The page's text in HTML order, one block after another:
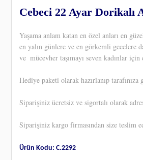
Cebeci 22 Ayar Dorikalı
Yaşama anlam katan en özel anları en
en yalın günlere ve en görkemli gecelere
ve mücevher taşımayı seven kadınlar
Hediye paketi olarak hazırlanıp
Siparişiniz ücretsiz ve sigortalı olarak
Siparişiniz kargo firmasından size teslim
Ürün Kodu: C.2292